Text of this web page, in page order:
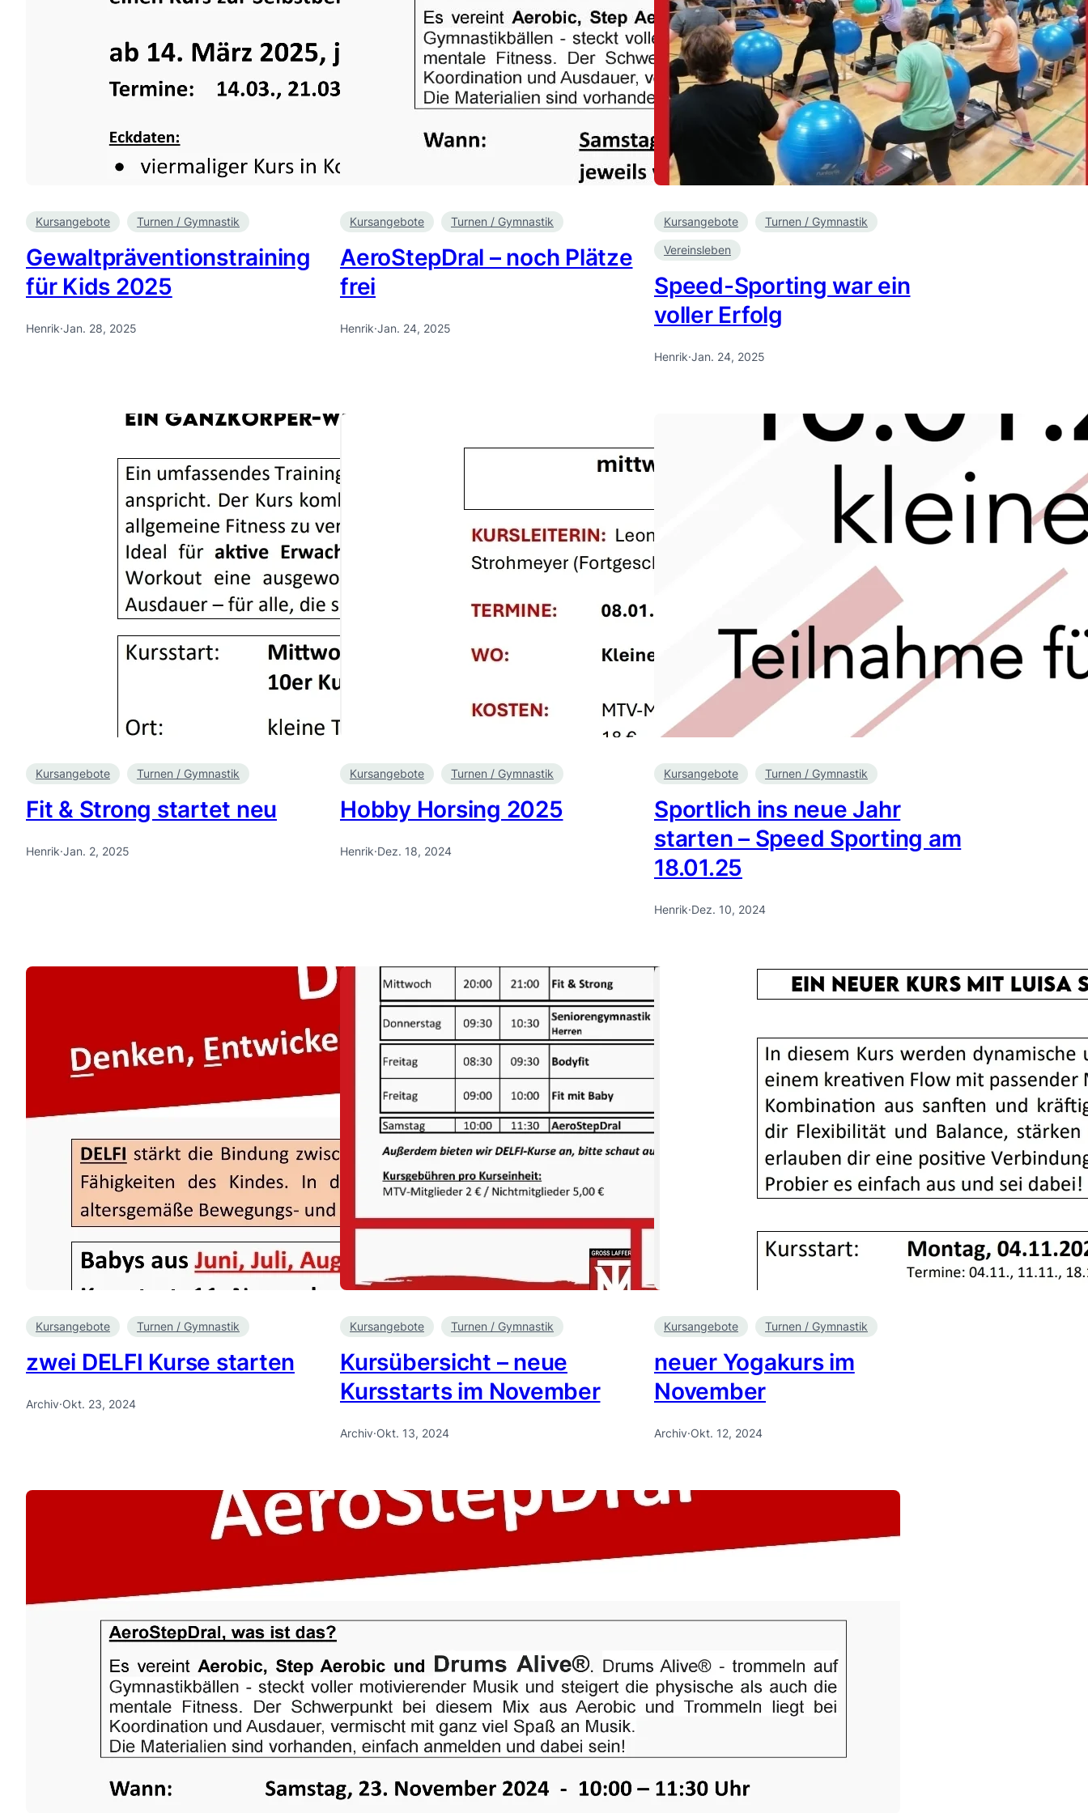
Kursangebote Turnen / Gymnastik
Gewaltpräventionstraining
für Kids 2025
Henrik·Jan. 28, 2025
Kursangebote Turnen / Gymnastik
AeroStepDral – noch Plätze
frei
Henrik·Jan. 24, 2025
Kursangebote Turnen / Gymnastik
Vereinsleben
Speed-Sporting war ein
voller Erfolg
Henrik·Jan. 24, 2025
Kursangebote Turnen / Gymnastik
Fit & Strong startet neu
Henrik·Jan. 2, 2025
Kursangebote Turnen / Gymnastik
Hobby Horsing 2025
Henrik·Dez. 18, 2024
Kursangebote Turnen / Gymnastik
Sportlich ins neue Jahr
starten – Speed Sporting am
18.01.25
Henrik·Dez. 10, 2024
Kursangebote Turnen / Gymnastik
zwei DELFI Kurse starten
Archiv·Okt. 23, 2024
Kursangebote Turnen / Gymnastik
Kursübersicht – neue
Kursstarts im November
Archiv·Okt. 13, 2024
Kursangebote Turnen / Gymnastik
neuer Yogakurs im
November
Archiv·Okt. 12, 2024